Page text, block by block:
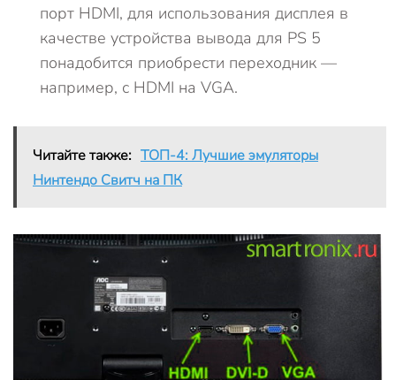
порт HDMI, для использования дисплея в
качестве устройства вывода для PS 5
понадобится приобрести переходник —
например, с HDMI на VGA.
Читайте также: ТОП-4: Лучшие эмуляторы
Нинтендо Свитч на ПК